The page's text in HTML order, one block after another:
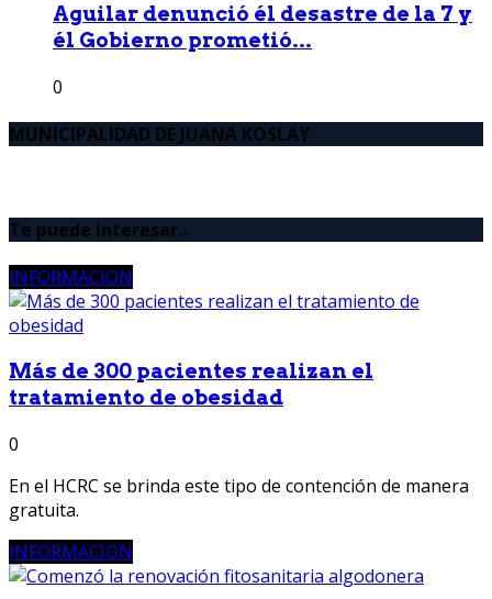
Aguilar denunció él desastre de la 7 y
él Gobierno prometió...
0
MUNICIPALIDAD DE JUANA KOSLAY
Te puede interesar..
INFORMACION
Más de 300 pacientes realizan el
tratamiento de obesidad
0
En el HCRC se brinda este tipo de contención de manera
gratuita.
INFORMACION